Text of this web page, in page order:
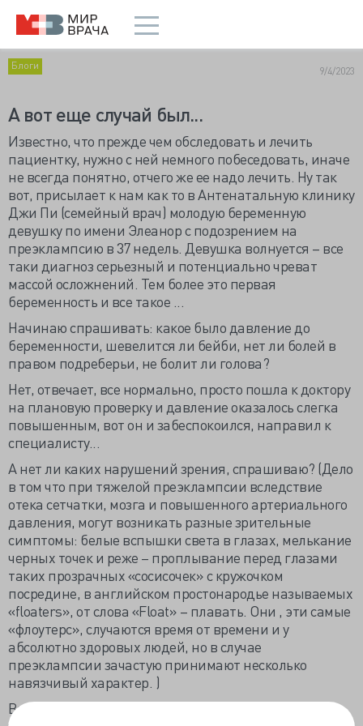
Блоги 9/4/2023
А вот еще случай был...
Известно, что прежде чем обследовать и лечить
пациентку, нужно с ней немного побеседовать, иначе
не всегда понятно, отчего же ее надо лечить. Ну так
вот, присылает к нам как то в Антенатальную клинику
Джи Пи (семейный врач) молодую беременную
девушку по имени Элеанор с подозрением на
преэклампсию в 37 недель. Девушка волнуется – все
таки диагноз серьезный и потенциально чреват
массой осложнений. Тем более это первая
беременность и все такое ...
Начинаю спрашивать: какое было давление до
беременности, шевелится ли бейби, нет ли болей в
правом подреберьи, не болит ли голова?
Нет, отвечает, все нормально, просто пошла к доктору
на плановую проверку и давление оказалось слегка
повышенным, вот он и забеспокоился, направил к
специалисту...
А нет ли каких нарушений зрения, спрашиваю? (Дело
в том что при тяжелой преэклампсии вследствие
отека сетчатки, мозга и повышенного артериального
давления, могут возникать разные зрительные
симптомы: белые вспышки света в глазах, мелькание
черных точек и реже – проплывание перед глазами
таких прозрачных «сосисочек» с кружочком
посредине, в английском простонародье называемых
«floaters», от слова «Float» – плавать. Они , эти самые
«флоутерс», случаются время от времени и у
абсолютно здоровых людей, но в случае
преэклампсии зачастую принимают несколько
навязчивый характер. )
Видя что Элеанор нервничает, пытаюсь немного